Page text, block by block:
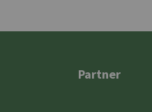
Partner